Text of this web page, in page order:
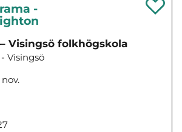
-
Visingsö folkhögskola
Visingsö